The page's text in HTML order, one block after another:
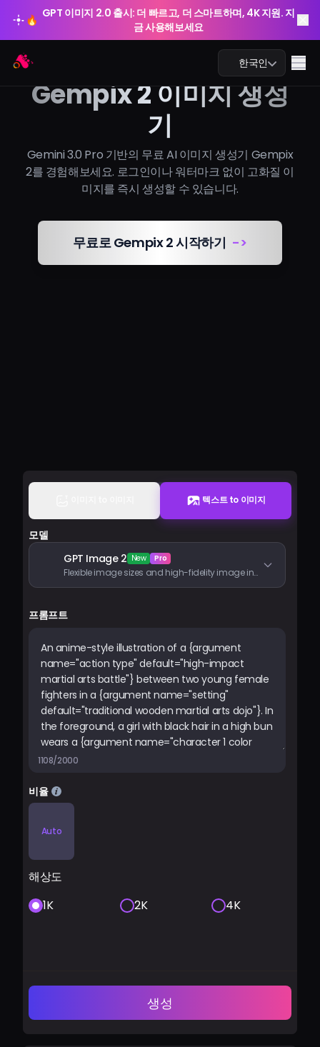
🔥 GPT 이미지 2.0 출시: 더 빠르고, 더 스마트하며, 4K 지원. 지
금 사용해보세요
한국인
AI 챗
AI 이미지
🔥
GPT 이미지 2.0 출시: 더 빠르고, 더 스마트하며, 4K 지원. 지
Arting AI 무료
Gempix 2 이미지 생성
기
Gemini 3.0 Pro 기반의 무료 AI 이미지 생성기 Gempix
2를 경험해보세요. 로그인이나 워터마크 없이 고화질 이
미지를 즉시 생성할 수 있습니다.
무료로 Gempix 2 시작하기 ->
텍스트 to 이미지
모델
GPT Image 2 New Pro
Flexible image sizes and high-fidelity image inputs
프롬프트
1108/2000
비율
Auto
해상도
1K
2K 4K
생성